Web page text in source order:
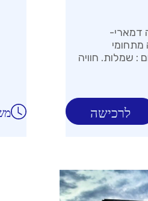
דמארי-
מתחומי
: שמלות. חוויה
לרכישה